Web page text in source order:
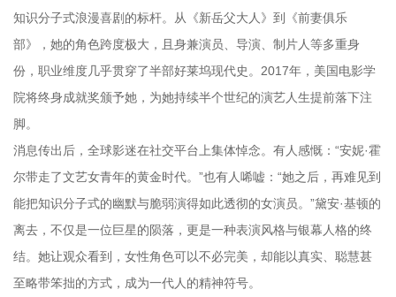
知识分子式浪漫喜剧的标杆。从《新岳父大人》到《前妻俱乐
部》，她的角色跨度极大，且身兼演员、导演、制片人等多重身
份，职业维度几乎贯穿了半部好莱坞现代史。2017年，美国电影学
院将终身成就奖颁予她，为她持续半个世纪的演艺人生提前落下注
脚。
消息传出后，全球影迷在社交平台上集体悼念。有人感慨：“安妮·霍
尔带走了文艺女青年的黄金时代。”也有人唏嘘：“她之后，再难见到
能把知识分子式的幽默与脆弱演得如此透彻的女演员。”黛安·基顿的
离去，不仅是一位巨星的陨落，更是一种表演风格与银幕人格的终
结。她让观众看到，女性角色可以不必完美，却能以真实、聪慧甚
至略带笨拙的方式，成为一代人的精神符号。